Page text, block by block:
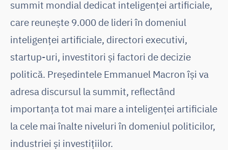
summit mondial dedicat inteligenței artificiale,
care reunește 9.000 de lideri în domeniul
inteligenței artificiale, directori executivi,
startup-uri, investitori și factori de decizie
politică. Președintele Emmanuel Macron își va
adresa discursul la summit, reflectând
importanța tot mai mare a inteligenței artificiale
la cele mai înalte niveluri în domeniul politicilor,
industriei și investițiilor.